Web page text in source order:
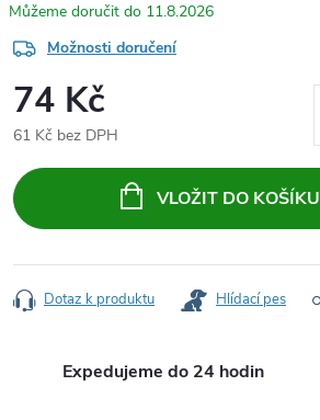
11.8.2026
Možnosti doručení
74 Kč
61 Kč bez DPH
cena:
VLOŽIT DO KOŠÍKU
Dotaz k produktu Hlídací pes
Expedujeme do 24 hodin